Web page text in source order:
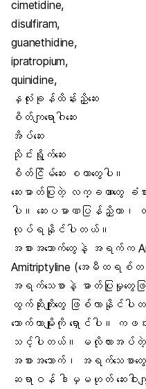
cimetidine,
disulfiram,
guanethidine,
ipratropium,
quinidine,
နှလုံးခုန်ထိန်းညှိဆေး
စိတ်ကျရောဂါဆေး
အိပ်ဆေး
သိုင်းရွိုက်ဆေး
စိတ်ငြိမ်ဆေး စတာတွေပါ။
ဆေးဓာတ်ပြုတဲ့ လက္ခဏာတွ
ပါ။ ဆေးပမာဏပြန်ညှိတာ၊ တခ
လုပ်ရနိုင်ပါတယ်။
အစားအသောက်တွေနဲ့ အရက်က
Amitriptyline (အေမီထရစ်
အရက်သေစာနဲ့ ဓာတ်ပြုမှုတွေဖြစ်ပ
ထွက်ဆိုးကျိုးတွေ ဖြစ်လာနိုင်ပ
သောက်တာမျိုးကို ရှောင်ပါ။ ကဖ
သင့်ပါတယ်။ မလိုလားအပ်တဲ့
အစားအသောက်၊ အရက်သေစ
ဆရာဝန် ဒါမှမဟုတ် ဆေးဝါး